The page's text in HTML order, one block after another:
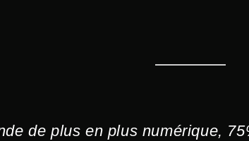
de plus en plus numérique,